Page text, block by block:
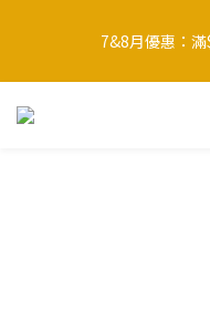
碼）；買滿$300默認贈
7&8月優惠：
補充裝優惠：$118/